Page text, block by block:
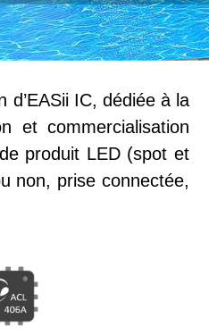
d’EASii IC, dédiée à la
et commercialisation
produit LED (spot et
non, prise connectée,